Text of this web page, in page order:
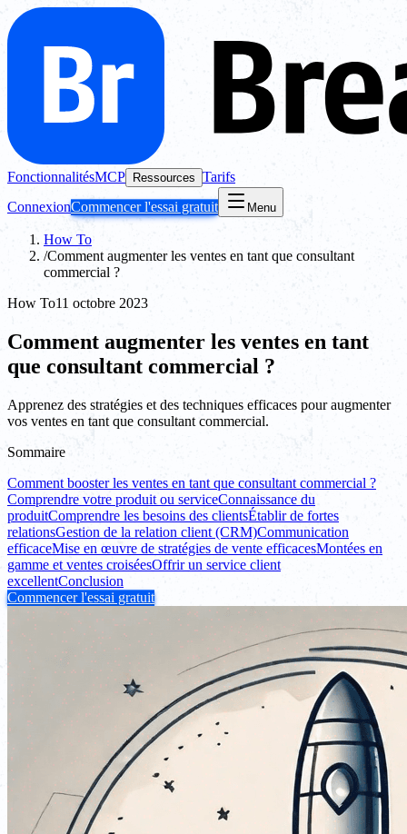
FonctionnalitésMCP Ressources Tarifs
ConnexionCommencer l'essai gratuit Menu
How To
/Comment augmenter les ventes en tant que consultant
commercial ?
How To11 octobre 2023
Comment augmenter les ventes en tant
que consultant commercial ?
Apprenez des stratégies et des techniques efficaces pour augmenter
vos ventes en tant que consultant commercial.
Sommaire
Comment booster les ventes en tant que consultant commercial ?
Comprendre votre produit ou serviceConnaissance du
produitComprendre les besoins des clientsÉtablir de fortes
relationsGestion de la relation client (CRM)Communication
efficaceMise en œuvre de stratégies de vente efficacesMontées en
gamme et ventes croiséesOffrir un service client
excellentConclusion
Commencer l'essai gratuit